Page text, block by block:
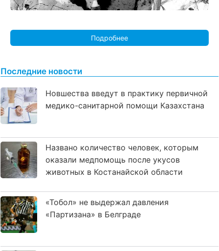
Подробнее
Последние новости
Новшества введут в практику первичной
медико-санитарной помощи Казахстана
Названо количество человек, которым
оказали медпомощь после укусов
животных в Костанайской области
«Тобол» не выдержал давления
«Партизана» в Белграде